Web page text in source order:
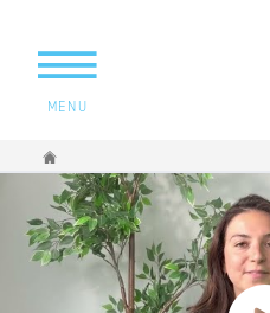
MENU
Vous êtes ici